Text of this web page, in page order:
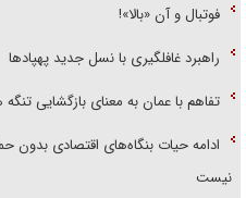
فوتبال و آن «بالا»!
راهبرد غافلگیری با نسل جدید پهپاد‌ها
تفاهم با عمان به معنای بازگشایی
ادامه حیات بنگاه‌های اقتصادی بدون
نیست